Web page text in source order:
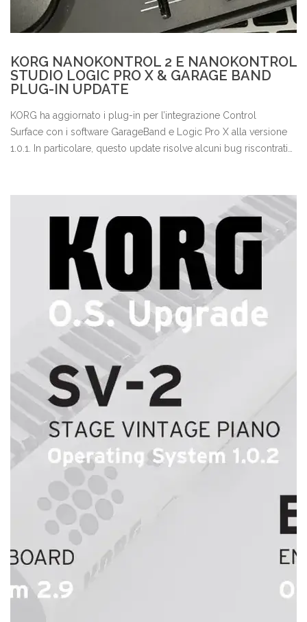
KORG NANOKONTROL 2 E NANOKONTROL
STUDIO LOGIC PRO X & GARAGE BAND
PLUG-IN UPDATE
KORG ha aggiornato i plug-in per l’integrazione Control
Surface con i software GarageBand e Logic Pro X alla versione
1.0.1. In particolare, questo update risolve alcuni bug riscontrati
Windows. Ricordiamo che questi driver - da installarsi prima del
collegamento dell’hardware - sono essenziali per poter
utilizzare i controller e gli strumenti KORG con i relativi editor e
con più applicativi in contemporanea. Oltre alle ottimizzazioni di
rito, i driver supportano nuovi strumenti KORG, come...